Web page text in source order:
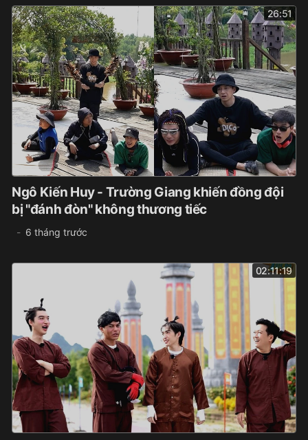
26:51
Ngô Kiến Huy - Trường Giang khiến đồng đội
bị "đánh đòn" không thương tiếc
6 tháng trước
02:11:19